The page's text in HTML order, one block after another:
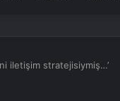
iletişim stratejisiymiş…’